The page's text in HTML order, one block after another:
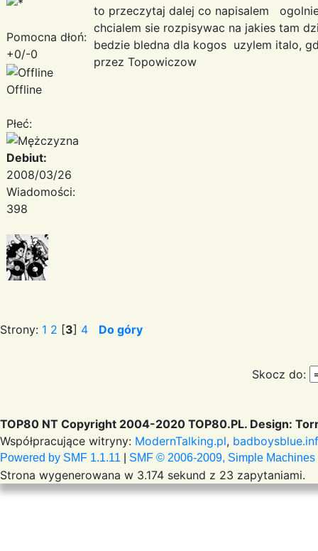
Pomocna dłoń:
+0/-0
Offline
Płeć:
Debiut:
2008/03/26
Wiadomości:
398
to przeczytaj dalej co napisalem
chcialem sie rozpisywac na jakies tam
bedzie bledna dla kogos uzylem italo,
przez Topowiczow
Strony: 1 2 [3] 4 Do góry
Skocz do:
TOP80 NT Copyright 2004-2020 TOP80.PL. Design:
Współpracujące witryny: ModernTalking.pl,
Powered by SMF 1.1.11 SMF © 2006-2009, Simple Machines
Strona wygenerowana w 3.174 sekund z 23 zapytaniami.